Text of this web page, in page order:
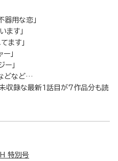
器用な恋」
ます」
ます」
」
ー」
などなど…
収録な最新1話目が7作品分も読
特別号